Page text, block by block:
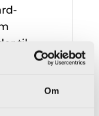
Om
til
00